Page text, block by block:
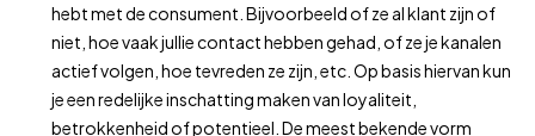
hebt met de consument. Bijvoorbeeld of ze al klant zijn of
niet, hoe vaak jullie contact hebben gehad, of ze je kanalen
actief volgen, hoe tevreden ze zijn, etc. Op basis hiervan kun
je een redelijke inschatting maken van loyaliteit,
betrokkenheid of potentieel. De meest bekende vorm